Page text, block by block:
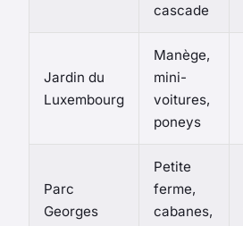
cascade
Jardin du
Luxembourg
Manège,
mini-
voitures,
poneys
Parc
Georges
Petite
ferme,
cabanes,